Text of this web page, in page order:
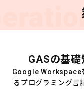
GASの基礎
Google Workspace
るプログラミング言